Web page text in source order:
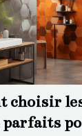
choisir
parfaits